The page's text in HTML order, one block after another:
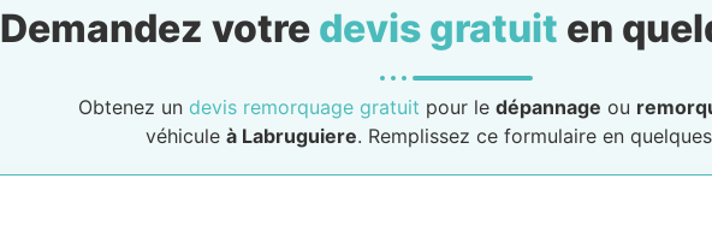
Demandez votre devis gratuit en
Obtenez un devis remorquage gratuit pour le dépannage ou
véhicule à Labruguiere. Remplissez ce formulaire en